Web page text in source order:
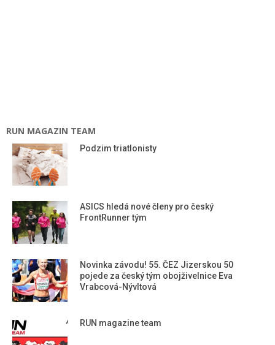
RUN MAGAZIN TEAM
Podzim triatlonisty
ASICS hledá nové členy pro český
FrontRunner tým
Novinka závodu! 55. ČEZ Jizerskou 50
pojede za český tým obojživelnice Eva
Vrabcová-Nývltová
RUN magazine team